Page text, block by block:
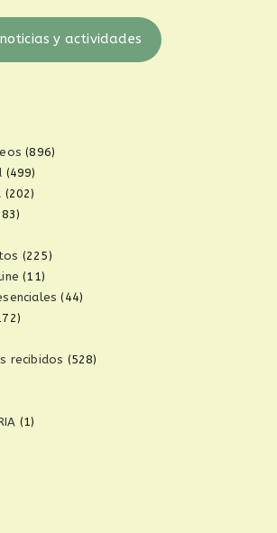
y actividades
(896)
(499)
(202)
(225)
(11)
(44)
recibidos (528)
(1)